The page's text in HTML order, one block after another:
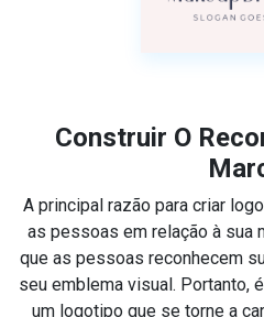
Construir O
A principal razão para criar
as pessoas em relação à sua
que as pessoas reconhecem
seu emblema visual. Portanto,
um logotipo que se torne a